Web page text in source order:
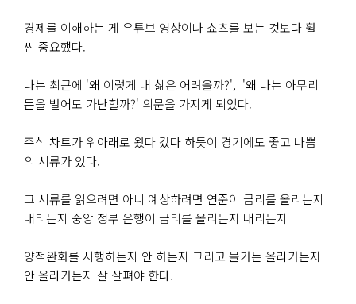
경제를 이해하는 게 유튜브 영상이나 쇼츠를 보는 것보다 훨
씬 중요했다.
나는 최근에 '왜 이렇게 내 삶은 어려울까?', '왜 나는 아무리
돈을 벌어도 가난할까?' 의문을 가지게 되었다.
주식 차트가 위아래로 왔다 갔다 하듯이 경기에도 좋고 나쁨
의 시류가 있다.
그 시류를 읽으려면 아니 예상하려면 연준이 금리를 올리는지
내리는지 중앙 정부 은행이 금리를 올리는지 내리는지
양적완화를 시행하는지 안 하는지 그리고 물가는 올라가는지
안 올라가는지 잘 살펴야 한다.